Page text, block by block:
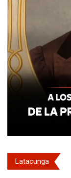
Latacunga